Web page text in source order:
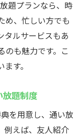
題プランなら、時
め、忙しい方でも
タルサービスもあ
のも魅力です。こ
す。
放題制度
を用意し、通い放
例えば、友人紹介